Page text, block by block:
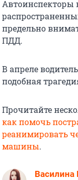
Автоинспекторы
предельно
ПДД.
В апреле
подобная
Прочитайте
как помочь
реанимировать
машины.
Василина